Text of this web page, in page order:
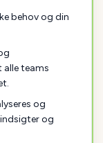
behov og din
alle teams
og
og